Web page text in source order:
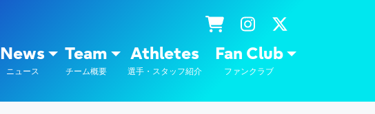
News
ニュース
Team
チーム概要
Athletes
選手・スタッフ紹介
Fan Club
ファンクラブ